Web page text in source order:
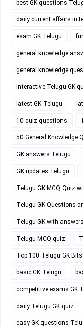
best GK questions
daily current affairs in
exam GK Telugu
general knowledge
general knowledge
interactive Telugu GK
latest GK Telugu
10 quiz questions
50 General Knowledge
GK answers Telugu
GK updates Telugu
Telugu GK MCQ Quiz
Telugu GK Questions
Telugu GK with answers
Telugu MCQ quiz
Top 100 Telugu GK Bits
basic GK Telugu
competitive exams GK
daily Telugu GK quiz
easy GK questions